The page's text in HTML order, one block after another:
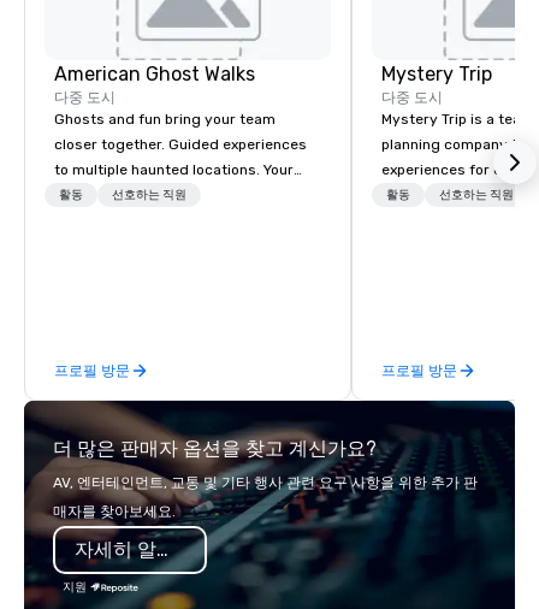
American Ghost Walks
다중 도시
Ghosts and fun bring your team
closer together. Guided experiences
to multiple haunted locations. Your
group will be treated to a ghostly
time they've asked you to find
something different and exciting for
everybody. When looking for specific
venues to host your group, it can be
quite challenging. And the last thing
you want is another work event that
feels more like a chore than a fun
activity. Your team doesn’t want to: -
Throw any more axes - Go bowling
again - Sit bored at a large group
활동 선호하는 직원
프로필 방문
Mystery Trip
다중 도시
Mystery Trip is a
planning company
experiences for our
"mystery" is that
with this philosophy
to create a space for
visceral experience. Over the last 15
years, we have
with hundreds of
Facebook, Netflix,
활동 선호하는 직원
프로필 방문
더 많은 판매자 옵션을 찾고 계신가요?
AV, 엔터테인먼트, 교통 및 기타 행사 관련 요구 사항을 위한 추가 판
매자를 찾아보세요.
자세히 알아보기
지원